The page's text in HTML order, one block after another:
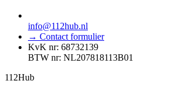
info@112hub.nl
→ Contact formulier
KvK nr: 68732139
BTW nr: NL207818113B01
112Hub